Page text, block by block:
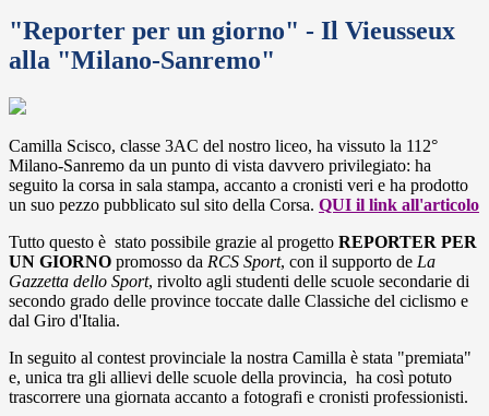
"Reporter per un giorno" - Il Vieusseux
alla "Milano-Sanremo"
Camilla Scisco, classe 3AC del nostro liceo, ha vissuto la 112°
Milano-Sanremo da un punto di vista davvero privilegiato: ha
seguito la corsa in sala stampa, accanto a cronisti veri e ha prodotto
un suo pezzo pubblicato sul sito della Corsa. QUI il link all'articolo
Tutto questo è stato possibile grazie al progetto REPORTER PER
UN GIORNO promosso da RCS Sport, con il supporto de La
Gazzetta dello Sport, rivolto agli studenti delle scuole secondarie di
secondo grado delle province toccate dalle Classiche del ciclismo e
dal Giro d'Italia.
In seguito al contest provinciale la nostra Camilla è stata "premiata"
e, unica tra gli allievi delle scuole della provincia, ha così potuto
trascorrere una giornata accanto a fotografi e cronisti professionisti.